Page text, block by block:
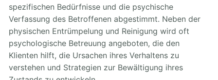
spezifischen Bedürfnisse und die psychische
Verfassung des Betroffenen abgestimmt. Neben der
physischen Entrümpelung und Reinigung wird oft
psychologische Betreuung angeboten, die den
Klienten hilft, die Ursachen ihres Verhaltens zu
verstehen und Strategien zur Bewältigung ihres